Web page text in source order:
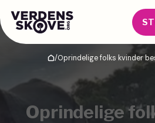
Hjem/Oprindelige folks kvinder
Oprindelige